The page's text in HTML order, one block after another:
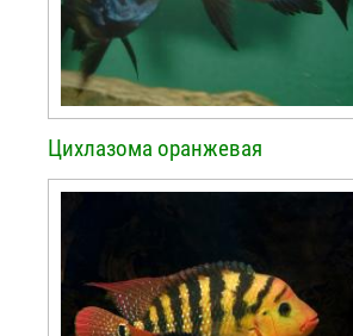
Цихлазома оранжевая